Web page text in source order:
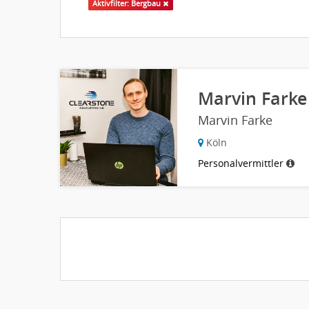
Aktivfilter: Bergbau
Marvin Farke
Marvin Farke
Köln
Personalvermittler